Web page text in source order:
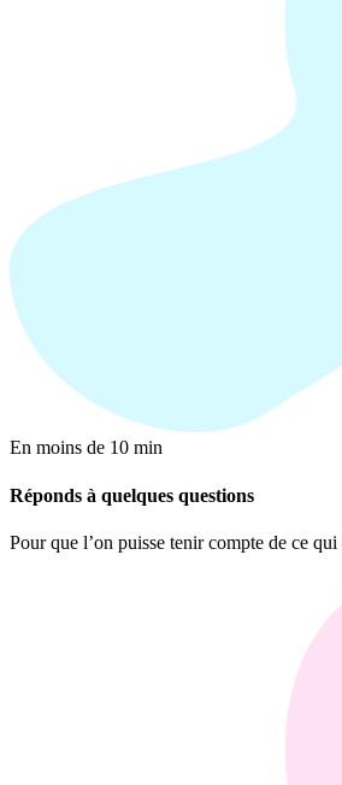
En moins de 10 min
Réponds à quelques questions
Pour que l’on puisse tenir compte de ce